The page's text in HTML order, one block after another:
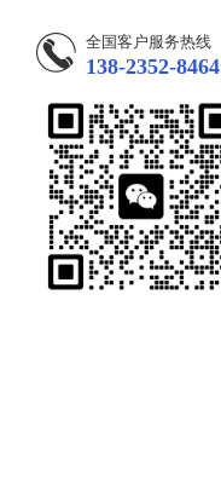
全国客户服务热线
138-2352-8464